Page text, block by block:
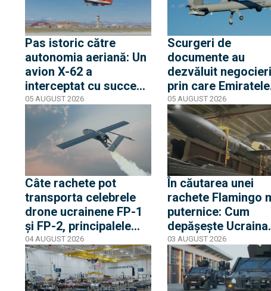
Pas istoric către
autonomia aeriană: Un
avion X-62 a
interceptat cu succes
un T-38, bazându-se pe
sistemul de senzori AI.
E vorba de pachetul
Lockheed Martin
Legion Pod
05 AUGUST 2026
Scurgeri de
documente au
dezvăluit negocieri
prin care Emiratele
Arabe Unite ar fi
interesate să
tranzacție de
armament cu
în valoare de 1,3
miliarde de dolari
05 AUGUST 2026
Câte rachete pot
transporta celebrele
drone ucrainene FP-1
și FP-2, principalele
„vinovate” pentru
lovirea Rusiei în
adâncime
04 AUGUST 2026
În căutarea unei
rachete Flamingo
puternice: Cum
depășește Ucraina
blocajul tehnic în
producția de serie
rachetelor de
croazieră FP-5
03 AUGUST 2026